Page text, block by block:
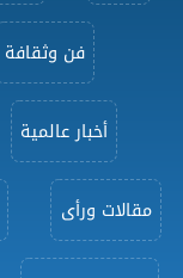
فن وثقافة
أخبار عالمية
مقالات ورأى